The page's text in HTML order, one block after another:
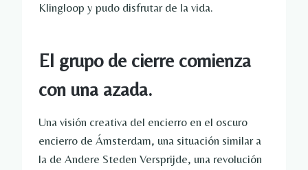
Klingloop y pudo disfrutar de la vida.
El grupo de cierre comienza
con una azada.
Una visión creativa del encierro en el oscuro
encierro de Ámsterdam, una situación similar a
la de Andere Steden Versprijde, una revolución